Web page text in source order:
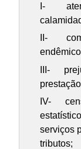
I-
II-
III-
IV-
serviços
tributos;